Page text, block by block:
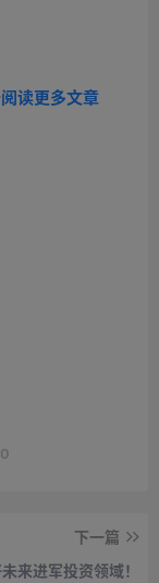
阅读更多文章
0
下一篇
来进军投资领域！